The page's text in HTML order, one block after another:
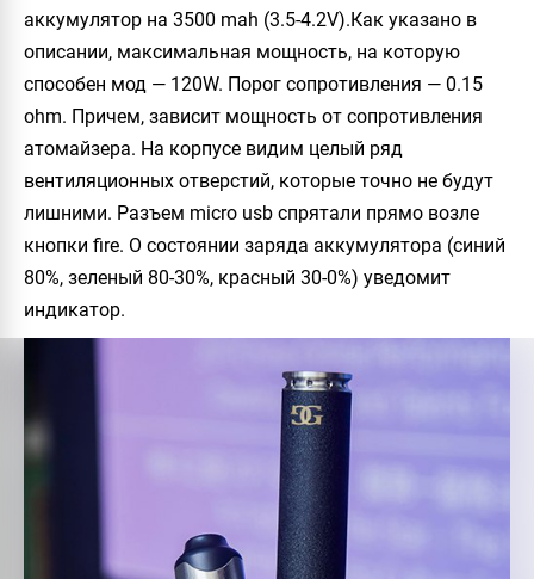
аккумулятор на 3500 mah (3.5-4.2V).Как указано в
описании, максимальная мощность, на которую
способен мод — 120W. Порог сопротивления — 0.15
ohm. Причем, зависит мощность от сопротивления
атомайзера. На корпусе видим целый ряд
вентиляционных отверстий, которые точно не будут
лишними. Разъем micro usb спрятали прямо возле
кнопки fire. О состоянии заряда аккумулятора (синий
80%, зеленый 80-30%, красный 30-0%) уведомит
индикатор.